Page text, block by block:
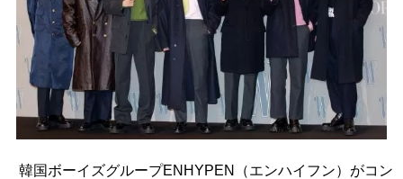
韓国ボーイズグループENHYPEN（エンハイフン）がコン